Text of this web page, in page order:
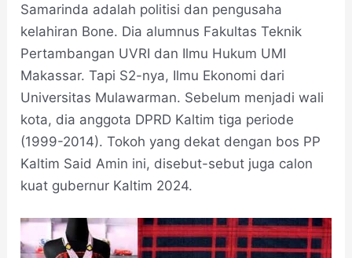
Samarinda adalah politisi dan pengusaha
kelahiran Bone. Dia alumnus Fakultas Teknik
Pertambangan UVRI dan Ilmu Hukum UMI
Makassar. Tapi S2-nya, Ilmu Ekonomi dari
Universitas Mulawarman. Sebelum menjadi wali
kota, dia anggota DPRD Kaltim tiga periode
(1999-2014). Tokoh yang dekat dengan bos PP
Kaltim Said Amin ini, disebut-sebut juga calon
kuat gubernur Kaltim 2024.